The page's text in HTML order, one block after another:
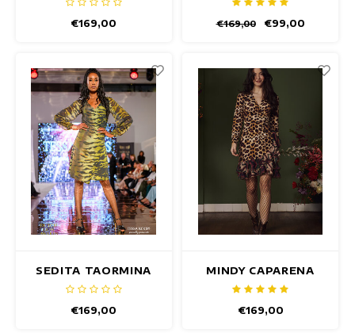
€169,00
€169,00 €99,00
SEDITA TAORMINA
JURK
€169,00
MINDY CAPARENA
JURK
€169,00